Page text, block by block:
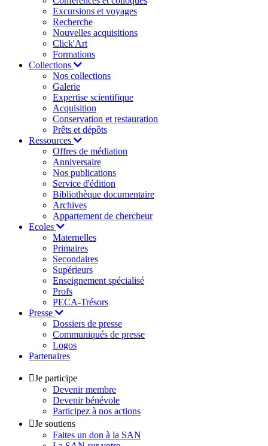
Excursions et voyages
Recherche
Nouvelles acquisitions
Click'Art
Formations
Collections
Nos collections
Galerie
Expertise scientifique
Acquisition
Conservation et restauration
Prêts et dépôts
Ressources
Offres de médiation
Anniversaire
Nos publications
Service d'édition
Bibliothèque documentaire
Archives
Appartement de chercheur
Ecoles
Maternelles
Primaires
Secondaires
Supérieurs
Enseignement spécialisé
Profs
PECA-Trésors
Presse
Dossiers de presse
Communiqués de presse
Logos
Partenaires
Je participe
Devenir membre
Devenir bénévole
Participez à nos actions
Je soutiens
Faites un don à la SAN